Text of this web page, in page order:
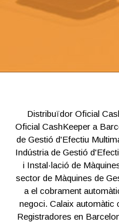
Distribuïdor Oficial
Oficial CashKeeper a
de Gestió d'Efectiu
Indústria de Gestió
i Instal·lació de
sector de Màquines de
a el cobrament
negoci. Calaix automàtic
Registradores en